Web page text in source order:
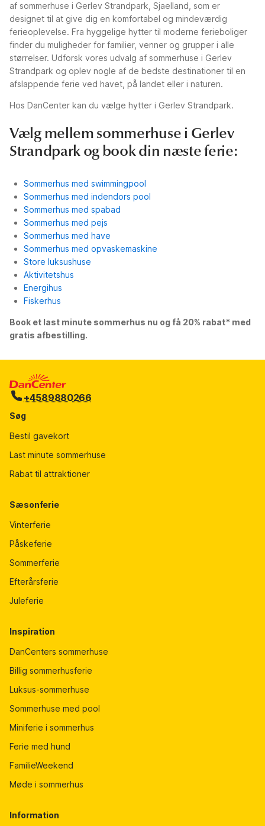
af sommerhuse i Gerlev Strandpark, Sjaelland, som er
designet til at give dig en komfortabel og mindeværdig
ferieoplevelse. Fra hyggelige hytter til moderne ferieboliger
finder du muligheder for familier, venner og grupper i alle
størrelser. Udforsk vores udvalg af sommerhuse i Gerlev
Strandpark og oplev nogle af de bedste destinationer til en
afslappende ferie ved havet, på landet eller i naturen.
Hos DanCenter kan du vælge hytter i Gerlev Strandpark.
Vælg mellem sommerhuse i Gerlev
Strandpark og book din næste ferie:
Sommerhus med swimmingpool
Sommerhus med indendors pool
Sommerhus med spabad
Sommerhus med pejs
Sommerhus med have
Sommerhus med opvaskemaskine
Store luksushuse
Aktivitetshus
Energihus
Fiskerhus
Book et last minute sommerhus nu og få 20% rabat* med
gratis afbestilling.
+4589880266
Søg
Bestil gavekort
Last minute sommerhuse
Rabat til attraktioner
Sæsonferie
Vinterferie
Påskeferie
Sommerferie
Efterårsferie
Juleferie
Inspiration
DanCenters sommerhuse
Billig sommerhusferie
Luksus-sommerhuse
Sommerhuse med pool
Miniferie i sommerhus
Ferie med hund
FamilieWeekend
Møde i sommerhus
Information